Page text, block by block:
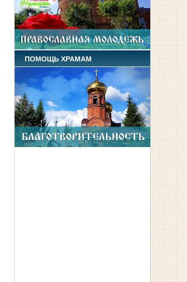
ПОМОЩЬ ХРАМАМ